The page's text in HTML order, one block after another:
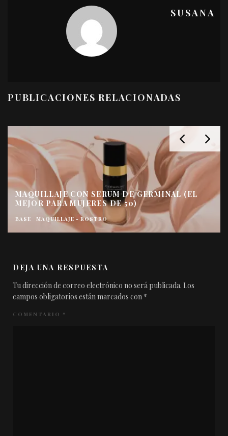
SUSANA
PUBLICACIONES RELACIONADAS
MAQUILLAJE CON SERUM DE GERMINAL (EL
MEJOR PARA MUJERES DE 50)
BASE MAQUILLAJE - ROSTRO
DEJA UNA RESPUESTA
Tu dirección de correo electrónico no será publicada. Los
campos obligatorios están marcados con *
COMENTARIO *